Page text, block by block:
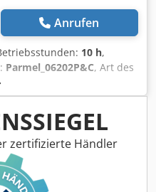
Anrufen
10 h,
Parmel_06202P&C, Art des
1.600 mm, YORK
single-sheet cradle features
that allows the
cutter directly, ensuring a
flow. Precision and
Djf The YORK single-sheet
multilingual
zertifizierte Händler